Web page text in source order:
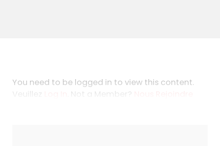
You need to be logged in to view this content.
Veuillez
. Not a Member?